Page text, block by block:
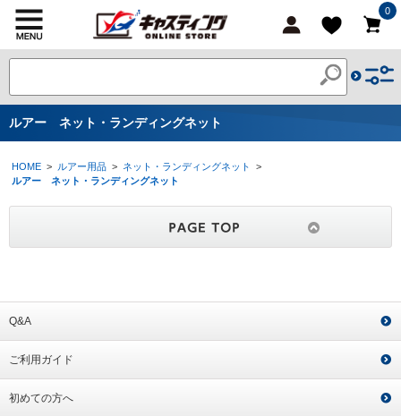
0
ルアー ネット・ランディングネット
HOME > ルアー用品 > ネット・ランディングネット
>
ルアー ネット・ランディングネット
Q&A
ご利用ガイド
初めての方へ